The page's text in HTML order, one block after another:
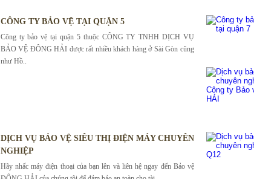
CÔNG TY BẢO VỆ TẠI QUẬN 5
Công ty bảo vệ tại quận 5 thuộc CÔNG TY TNHH DỊCH VỤ
BẢO VỆ ĐÔNG HẢI được rất nhiều khách hàng ở Sài Gòn cũng
như Hồ..
DỊCH VỤ BẢO VỆ SIÊU THỊ ĐIỆN MÁY CHUYÊN
NGHIỆP
Hãy nhấc máy điện thoại của bạn lên và liên hệ ngay đến Bảo vệ